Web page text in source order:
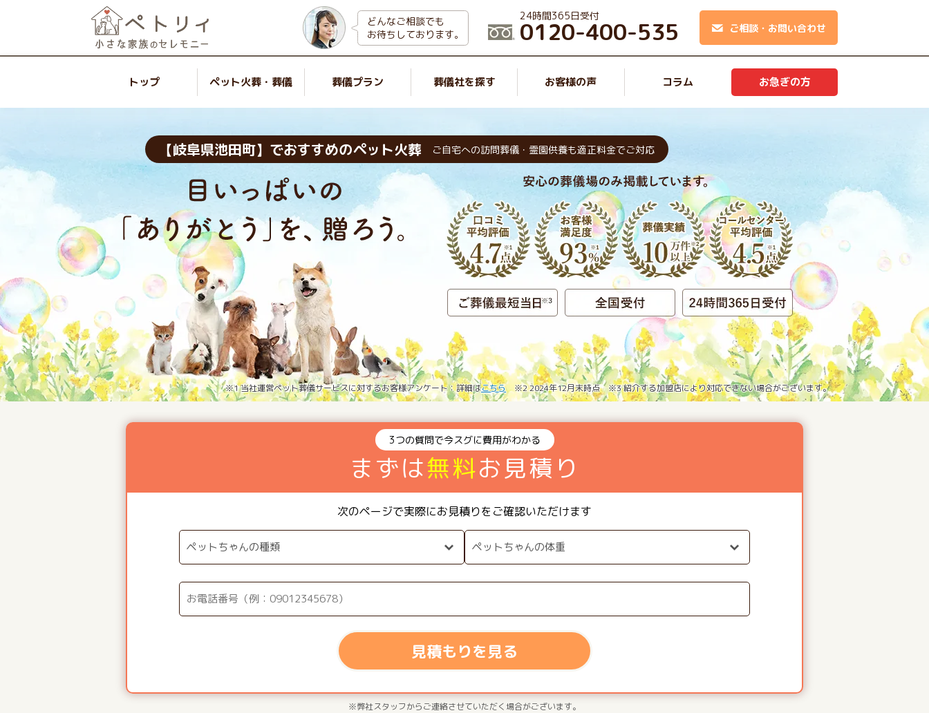
どんなご相談でも
お待ちしております。
24時間365日受付
0120-400-535 ご相談・お問い合わせ
トップ ペット火葬・葬儀 葬儀プラン 葬儀社を探す お客様の声 コラム お急ぎの方
【岐阜県池田町】でおすすめのペット火葬 ご自宅への訪問葬儀・霊園供養も適正料金でご対応
※1 当社運営ペット葬儀サービスに対するお客様アンケート：詳細はこちら※2 2024年12月末時点 ※3 紹介する加盟店により対応できない場合がございます。
3つの質問で今スグに費用がわかる
まずは無料お見積り
次のページで実際にお見積りをご確認いただけます
見積もりを見る
※弊社スタッフからご連絡させていただく場合がございます。